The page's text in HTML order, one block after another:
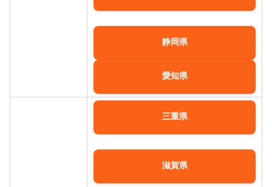
静岡県
愛知県
三重県
滋賀県